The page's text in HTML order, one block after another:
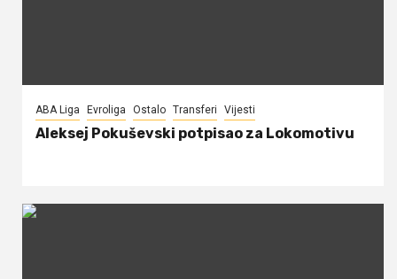
ABA Liga Evroliga Ostalo Transferi Vijesti
Aleksej Pokuševski potpisao za Lokomotivu